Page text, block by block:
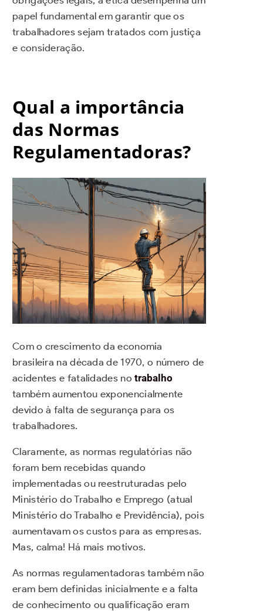
papel fundamental em garantir que os
trabalhadores sejam tratados com justiça
e consideração.
Qual a importância
das Normas
Regulamentadoras?
Com o crescimento da economia
brasileira na década de 1970, o número de
acidentes e fatalidades notrabalho
também aumentou exponencialmente
devido à falta de segurança para os
trabalhadores.
Claramente, as normas regulatórias não
foram bem recebidas quando
implementadas ou reestruturadas pelo
Ministério do Trabalho e Emprego (atual
Ministério do Trabalho e Previdência), pois
aumentavam os custos para as empresas.
Mas, calma! Há mais motivos.
As normas regulamentadoras também não
eram bem definidas inicialmente e a falta
de conhecimento ou qualificação eram